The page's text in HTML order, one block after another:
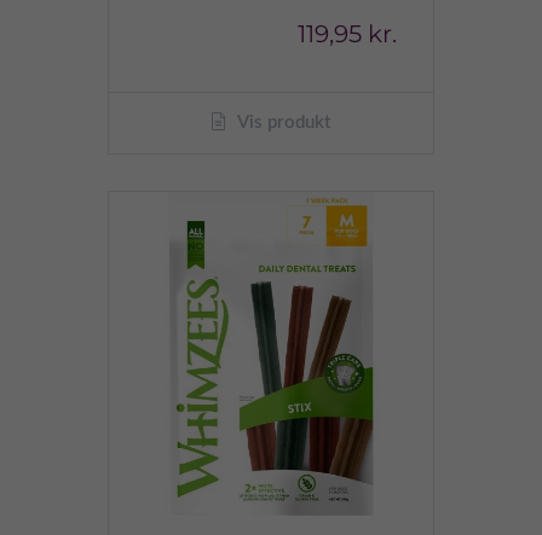
119,95 kr.
Vis produkt